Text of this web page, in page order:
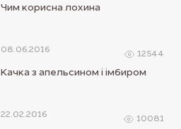
Чим корисна лохина
08.06.2016
Качка з апельсином і імбиром
12544
22.02.2016 10081